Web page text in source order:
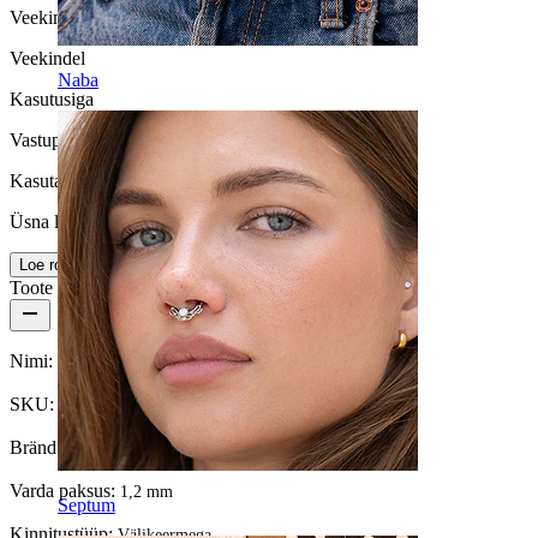
Naba
Septum
Veekindlus
Veekindel
Kasutusiga
Vastupidav
Kasutamise lihtsus
Üsna lihtne
Loe rohkem
Toote üksikasjad
Nimi: Kujundiga kõrvaneet mitmes värvitoonis
SKU: Barbell-197
Bränd: Bodymod Moments
Varda paksus: 1,2 mm